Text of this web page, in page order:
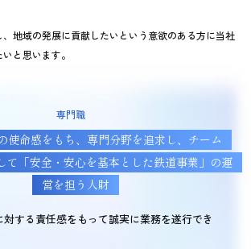
地域の発展に貢献したいという意欲のある方に当社
と思います。
専門職
使命感をもち、専門分野を追求し、 チーム
て「安全・安心を基本とした鉄道事業」の運
営を担う人財
対する責任感をもって誠実に業務を遂行でき